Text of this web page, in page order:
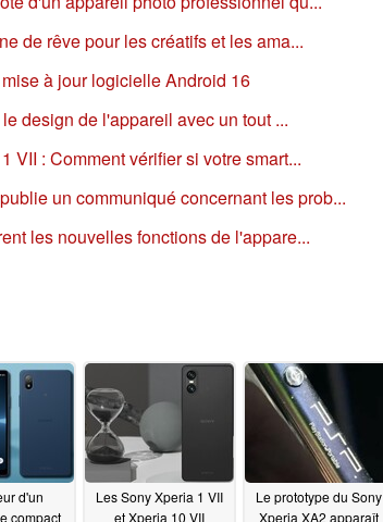
de rêve pour les créatifs et les ama...
à jour logicielle Android 16
design de l'appareil avec un tout ...
VII : Comment vérifier si votre smart...
un communiqué concernant les prob...
les nouvelles fonctions de l'appare...
d'un
compact
Les Sony Xperia 1 VII
et Xperia 10 VII
Le prototype du Sony
Xperia XA2 apparaît